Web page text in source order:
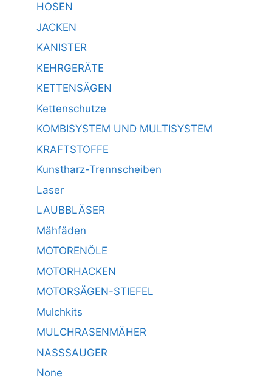
HOSEN
JACKEN
KANISTER
KEHRGERÄTE
KETTENSÄGEN
Kettenschutze
KOMBISYSTEM UND MULTISYSTEM
KRAFTSTOFFE
Kunstharz-Trennscheiben
Laser
LAUBBLÄSER
Mähfäden
MOTORENÖLE
MOTORHACKEN
MOTORSÄGEN-STIEFEL
Mulchkits
MULCHRASENMÄHER
NASSSAUGER
None